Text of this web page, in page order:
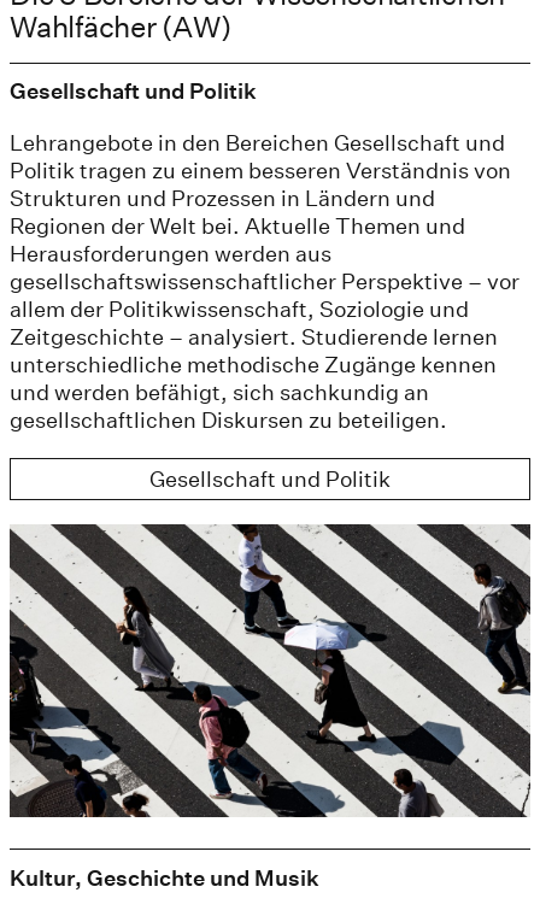
Wahlfächer (AW)
Gesellschaft und Politik
Lehrangebote in den Bereichen Gesellschaft und
Politik tragen zu einem besseren Verständnis von
Strukturen und Prozessen in Ländern und
Regionen der Welt bei. Aktuelle Themen und
Herausforderungen werden aus
gesellschaftswissenschaftlicher Perspektive – vor
allem der Politikwissenschaft, Soziologie und
Zeitgeschichte – analysiert. Studierende lernen
unterschiedliche methodische Zugänge kennen
und werden befähigt, sich sachkundig an
gesellschaftlichen Diskursen zu beteiligen.
Gesellschaft und Politik
Kultur, Geschichte und Musik